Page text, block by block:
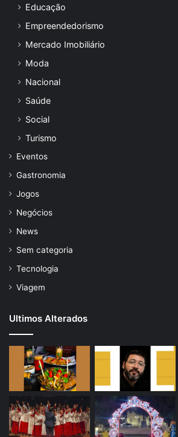
Educação
Empreendedorismo
Mercado Imobiliário
Moda
Nacional
Saúde
Social
Turismo
Eventos
Gastronomia
Jogos
Negócios
News
Sem categoria
Tecnologia
Viagem
Ultimos Alterados